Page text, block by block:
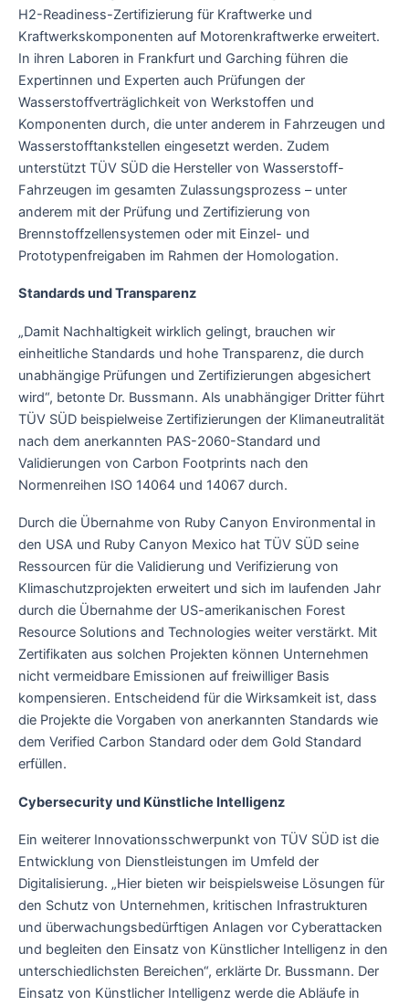
H2-Readiness-Zertifizierung für Kraftwerke und
Kraftwerkskomponenten auf Motorenkraftwerke erweitert.
In ihren Laboren in Frankfurt und Garching führen die
Expertinnen und Experten auch Prüfungen der
Wasserstoffverträglichkeit von Werkstoffen und
Komponenten durch, die unter anderem in Fahrzeugen und
Wasserstofftankstellen eingesetzt werden. Zudem
unterstützt TÜV SÜD die Hersteller von Wasserstoff-
Fahrzeugen im gesamten Zulassungsprozess – unter
anderem mit der Prüfung und Zertifizierung von
Brennstoffzellensystemen oder mit Einzel- und
Prototypenfreigaben im Rahmen der Homologation.
Standards und Transparenz
„Damit Nachhaltigkeit wirklich gelingt, brauchen wir
einheitliche Standards und hohe Transparenz, die durch
unabhängige Prüfungen und Zertifizierungen abgesichert
wird“, betonte Dr. Bussmann. Als unabhängiger Dritter führt
TÜV SÜD beispielweise Zertifizierungen der Klimaneutralität
nach dem anerkannten PAS-2060-Standard und
Validierungen von Carbon Footprints nach den
Normenreihen ISO 14064 und 14067 durch.
Durch die Übernahme von Ruby Canyon Environmental in
den USA und Ruby Canyon Mexico hat TÜV SÜD seine
Ressourcen für die Validierung und Verifizierung von
Klimaschutzprojekten erweitert und sich im laufenden Jahr
durch die Übernahme der US-amerikanischen Forest
Resource Solutions and Technologies weiter verstärkt. Mit
Zertifikaten aus solchen Projekten können Unternehmen
nicht vermeidbare Emissionen auf freiwilliger Basis
kompensieren. Entscheidend für die Wirksamkeit ist, dass
die Projekte die Vorgaben von anerkannten Standards wie
dem Verified Carbon Standard oder dem Gold Standard
erfüllen.
Cybersecurity und Künstliche Intelligenz
Ein weiterer Innovationsschwerpunkt von TÜV SÜD ist die
Entwicklung von Dienstleistungen im Umfeld der
Digitalisierung. „Hier bieten wir beispielsweise Lösungen für
den Schutz von Unternehmen, kritischen Infrastrukturen
und überwachungsbedürftigen Anlagen vor Cyberattacken
und begleiten den Einsatz von Künstlicher Intelligenz in den
unterschiedlichsten Bereichen“, erklärte Dr. Bussmann. Der
Einsatz von Künstlicher Intelligenz werde die Abläufe in